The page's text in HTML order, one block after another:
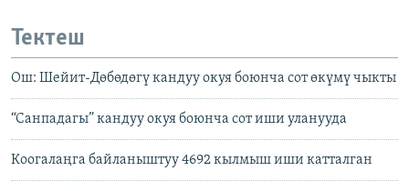
Тектеш
Ош: Шейит-Дөбөдөгү кандуу окуя боюнча сот өкүмү чыкты
“Санпадагы” кандуу окуя боюнча сот иши уланууда
Коогалаңга байланыштуу 4692 кылмыш иши катталган